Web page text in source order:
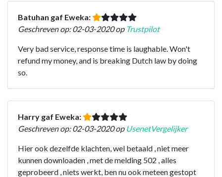
Batuhan gaf Eweka:
Geschreven op: 02-03-2020 op Trustpilot
Very bad service, response time is laughable. Won't
refund my money, and is breaking Dutch law by doing
so.
Harry gaf Eweka:
Geschreven op: 02-03-2020 op UsenetVergelijker
Hier ook dezelfde klachten, wel betaald , niet meer
kunnen downloaden , met de melding 502 , alles
geprobeerd , niets werkt, ben nu ook meteen gestopt